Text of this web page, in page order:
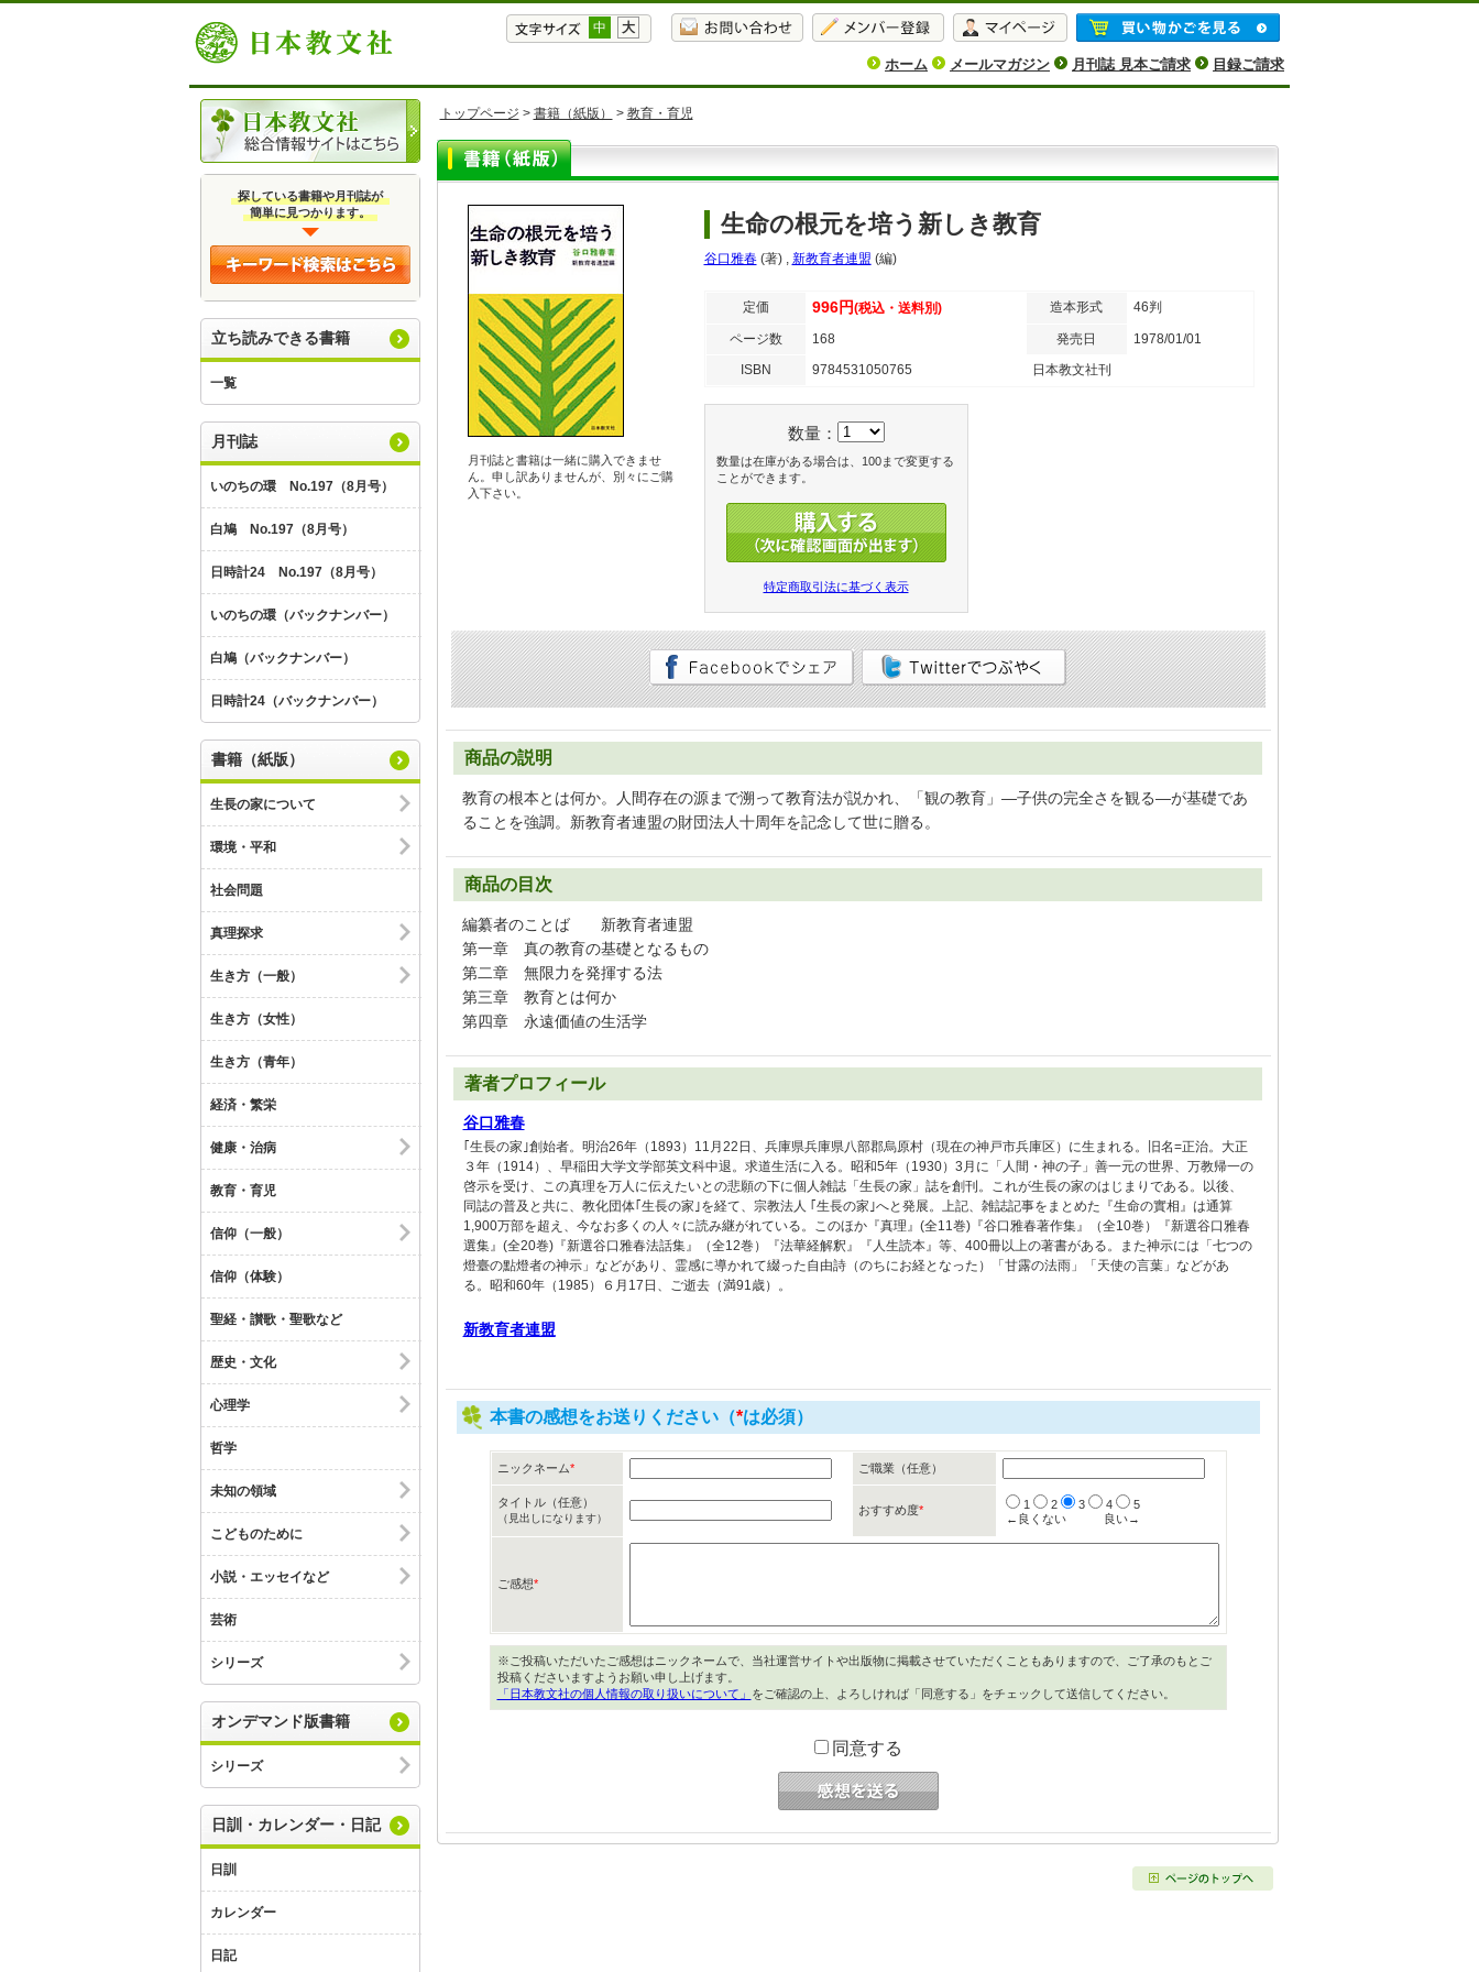
中 大
ホーム メールマガジン 月刊誌 見本ご請求 目録ご請求
探している書籍や月刊誌が
簡単に見つかります。
立ち読みできる書籍
一覧
月刊誌
いのちの環 No.197（8月号）
白鳩 No.197（8月号）
日時計24 No.197（8月号）
いのちの環（バックナンバー）
白鳩（バックナンバー）
日時計24（バックナンバー）
書籍（紙版）
生長の家について
環境・平和
社会問題
真理探求
生き方（一般）
生き方（女性）
生き方（青年）
経済・繁栄
健康・治病
教育・育児
信仰（一般）
信仰（体験）
聖経・讃歌・聖歌など
歴史・文化
心理学
哲学
未知の領域
こどものために
小説・エッセイなど
芸術
シリーズ
オンデマンド版書籍
シリーズ
日訓・カレンダー・日記
日訓
カレンダー
日記
トップページ > 書籍（紙版） > 教育・育児
月刊誌と書籍は一緒に購入できませ
ん。申し訳ありませんが、別々にご購
入下さい。
生命の根元を培う新しき教育
谷口雅春 (著), 新教育者連盟 (編)
定価 996円(税込・送料別) 造本形式 46判
ページ数 168 発売日
1978/01/01
ISBN
9784531050765 日本教文社刊
数量：
数量は在庫がある場合は、100まで変更する
ことができます。
特定商取引法に基づく表示
商品の説明
教育の根本とは何か。人間存在の源まで溯って教育法が説かれ、「観の教育」―子供の完全さを観る―が基礎であ
ることを強調。新教育者連盟の財団法人十周年を記念して世に贈る。
商品の目次
編纂者のことば 新教育者連盟
第一章 真の教育の基礎となるもの
第二章 無限力を発揮する法
第三章 教育とは何か
第四章 永遠価値の生活学
著者プロフィール
谷口雅春
｢生長の家｣創始者。明治26年（1893）11月22日、兵庫県兵庫県八部郡烏原村（現在の神戸市兵庫区）に生まれる。旧名=正治。大正
３年（1914）、早稲田大学文学部英文科中退。求道生活に入る。昭和5年（1930）3月に「人間・神の子」善一元の世界、万教帰一の
啓示を受け、この真理を万人に伝えたいとの悲願の下に個人雑誌「生長の家」誌を創刊。これが生長の家のはじまりである。以後、
同誌の普及と共に、教化団体｢生長の家｣を経て、宗教法人 ｢生長の家｣へと発展。上記、雑誌記事をまとめた『生命の實相』は通算
1,900万部を超え、今なお多くの人々に読み継がれている。このほか『真理』(全11巻)『谷口雅春著作集』（全10巻）『新選谷口雅春
選集』(全20巻)『新選谷口雅春法話集』（全12巻）『法華経解釈』『人生読本』等、400冊以上の著書がある。また神示には「七つの
燈臺の點燈者の神示」などがあり、霊感に導かれて綴った自由詩（のちにお経となった）「甘露の法雨」「天使の言葉」などがあ
る。昭和60年（1985）６月17日、ご逝去（満91歳）。
新教育者連盟
本書の感想をお送りください（*は必須）
ニックネーム* ご職業（任意）
タイトル（任意）
（見出しになります）
おすすめ度* 1 2 3 4
5
←良くない
良い→
ご感想*
※ご投稿いただいたご感想はニックネームで、当社運営サイトや出版物に掲載させていただくこともありますので、ご了承のもとご
投稿くださいますようお願い申し上げます。
「日本教文社の個人情報の取り扱いについて」 をご確認の上、よろしければ「同意する」をチェックして送信してください。
同意する